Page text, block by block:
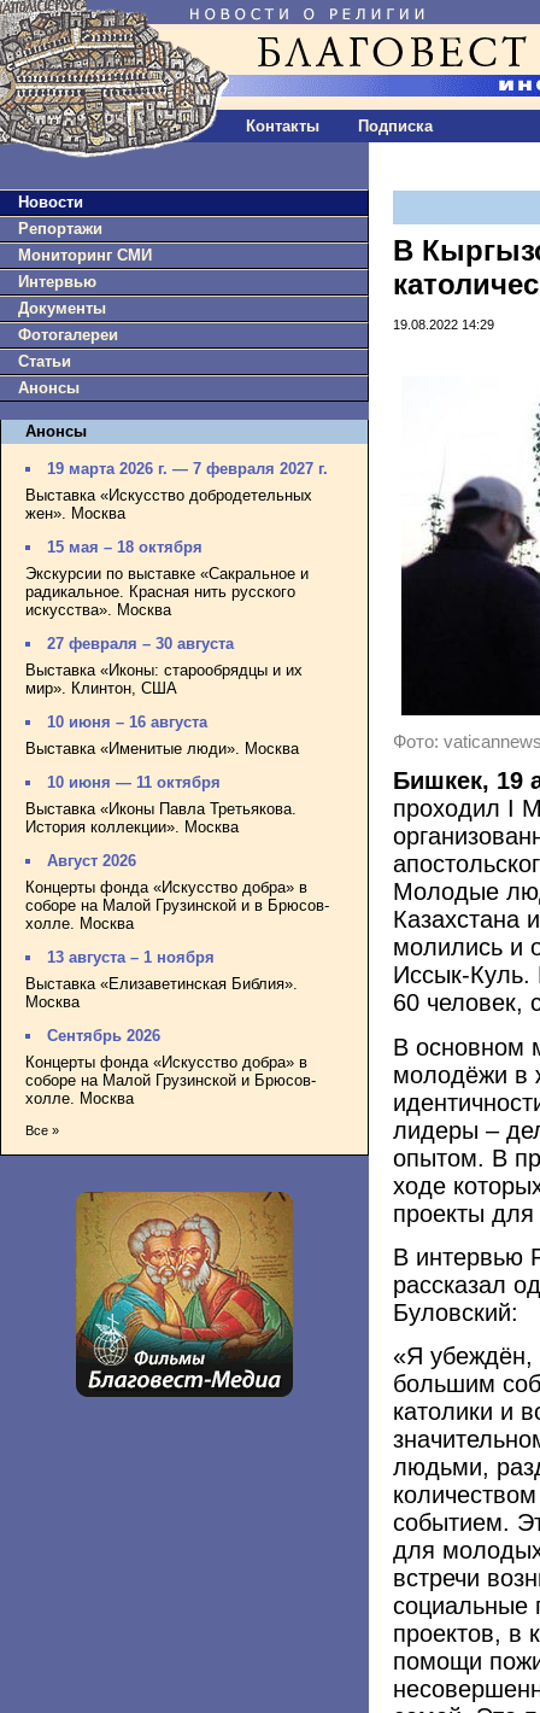
Контакты Подписка
Новости
Репортажи
Мониторинг СМИ
Интервью
Документы
Фотогалереи
Статьи
Анонсы
Анонсы
19 марта 2026 г. — 7 февраля 2027 г.
Выставка «Искусство добродетельных
жен». Москва
15 мая – 18 октября
Экскурсии по выставке «Сакральное и
радикальное. Красная нить русского
искусства». Москва
27 февраля – 30 августа
Выставка «Иконы: старообрядцы и их
мир». Клинтон, США
10 июня – 16 августа
Выставка «Именитые люди». Москва
10 июня — 11 октября
Выставка «Иконы Павла Третьякова.
История коллекции». Москва
Август 2026
Концерты фонда «Искусство добра» в
соборе на Малой Грузинской и в Брюсов-
холле. Москва
13 августа – 1 ноября
Выставка «Елизаветинская Библия».
Москва
Сентябрь 2026
Концерты фонда «Искусство добра» в
соборе на Малой Грузинской и Брюсов-
холле. Москва
Все »
В
19.08.2022 14:29
Фото:
Бишкек, 19
проходил I
Молодые
Казахстана
молились и
Иссык-Куль.
60 человек,
В основном
молодёжи в
лидеры –
опытом. В
ходе
проекты для
В интервью
рассказал
Буловский:
«Я убеждён,
большим
католики и
людьми,
событием.
для
встречи
социальные
проектов, в
помощи